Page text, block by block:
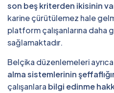
son beş kriterden ikisinin
karine çürütülemez hale
platform çalışanlarına daha
sağlamaktadır.
Belçika düzenlemeleri ayrıca
alma sistemlerinin
çalışanlara bilgi edinme